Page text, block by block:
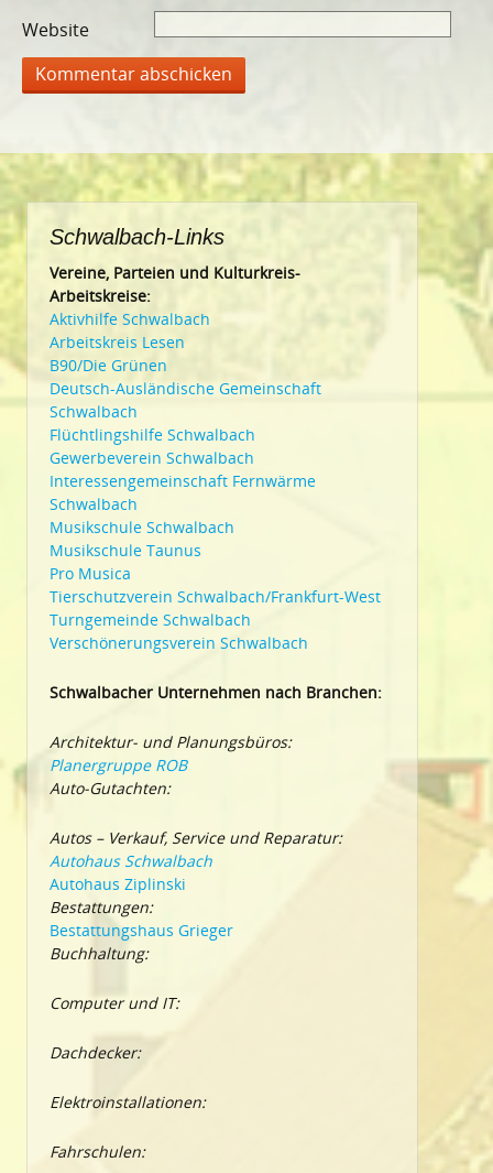
Website
Schwalbach-Links
Vereine, Parteien und Kulturkreis-
Arbeitskreise:
Aktivhilfe Schwalbach
Arbeitskreis Lesen
B90/Die Grünen
Deutsch-Ausländische Gemeinschaft
Schwalbach
Flüchtlingshilfe Schwalbach
Gewerbeverein Schwalbach
Interessengemeinschaft Fernwärme
Schwalbach
Musikschule Schwalbach
Musikschule Taunus
Pro Musica
Tierschutzverein Schwalbach/Frankfurt-West
Turngemeinde Schwalbach
Verschönerungsverein Schwalbach
Schwalbacher Unternehmen nach Branchen:
Architektur- und Planungsbüros:
Planergruppe ROB
Auto-Gutachten:
Autos – Verkauf, Service und Reparatur:
Autohaus Schwalbach
Autohaus Ziplinski
Bestattungen:
Bestattungshaus Grieger
Buchhaltung:
Computer und IT:
Dachdecker:
Elektroinstallationen:
Fahrschulen: